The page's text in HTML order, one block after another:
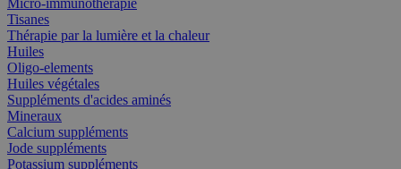
Micro-immunotherapie
Tisanes
Thérapie par la lumière et la chaleur
Huiles
Oligo-elements
Huiles végétales
Suppléments d'acides aminés
Mineraux
Calcium suppléments
Jode suppléments
Potassium suppléments